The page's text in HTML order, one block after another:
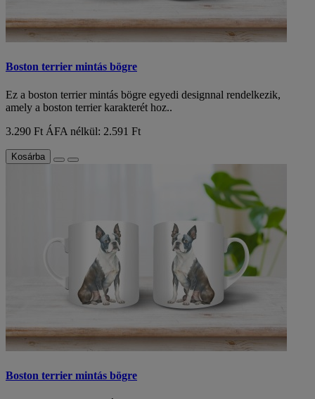
Boston terrier mintás bögre
Ez a boston terrier mintás bögre egyedi designnal rendelkezik,
amely a boston terrier karakterét hoz..
3.290 Ft ÁFA nélkül: 2.591 Ft
Kosárba
Boston terrier mintás bögre